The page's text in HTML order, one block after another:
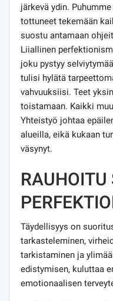
järkevä ydin.
tottuneet tekemään
suostu antamaan
Liiallinen
joku pystyy
tulisi hylätä
vahvuuksiisi. Teet
toistamaan. Kaikki
Yhteistyö johtaa
alueilla, eikä kukaan
väsynyt.
RAUHOITU
Täydellisyys on
tarkasteleminen,
tarkistaminen ja
edistymisen, kuluttaa
emotionaalisen